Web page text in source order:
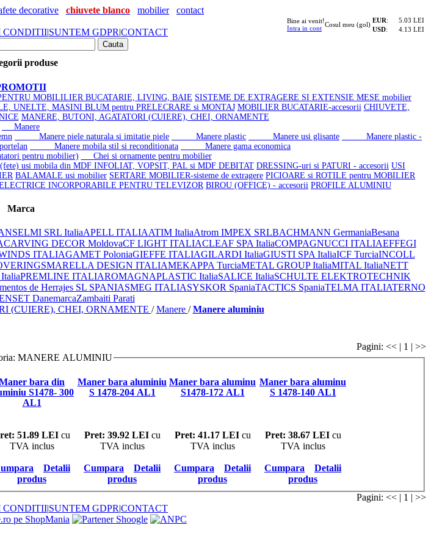
decorative chiuvete blanco mobilier contact
Bine ai venit!
Intra in cont Cosul meu (gol)
EUR:
5.03 LEI
USD: 4.13 LEI
CONDITII|SUNTEM GDPR|CONTACT
produse
MOBILILIER BUCATARIE, LIVING, BAIE SISTEME DE EXTRAGERE SI EXTENSIE MESE mobilier
UNELTE, MASINI BLUM pentru PRELECRARE si MONTAJ MOBILIER BUCATARIE-accesorii CHIUVETE,
MANERE, BUTONI, AGATATORI (CUIERE), CHEI, ORNAMENTE
Manere
Manere piele naturala si imitatie piele Manere plastic Manere usi glisante
Manere plastic -
Manere mobila stil si reconditionata
Manere gama economica
pentru mobilier)
Chei si ornamente pentru mobilier
usi mobila din MDF INFOLIAT, VOPSIT, PAL si MDF DEBITAT DRESSING-uri si PATURI - accesorii USI
BALAMALE usi mobilier SERTARE MOBILIER-sisteme de extragere PICIOARE si ROTILE pentru MOBILIER
INCORPORABILE PENTRU TELEVIZOR BIROU (OFFICE) - accesorii PROFILE ALUMINIU
Marca
SRL ItaliaAPELL ITALIAATIM ItaliaAtrom IMPEX SRLBACHMANN GermaniaBesana
CARVING DECOR MoldovaCF LIGHT ITALIACLEAF SPA ItaliaCOMPAGNUCCI ITALIAEFFEGI
ITALIAGAMET PoloniaGIEFFE ITALIAGILARDI ItaliaGIUSTI SPA ItaliaICF TurciaINCOLL
MARELLA DESIGN ITALIAMEKAPPA TurciaMETAL GROUP ItaliaMITAL ItaliaNETT
PREMLINE ITALIAROMAGNAPLASTIC ItaliaSALICE ItaliaSCHULTE ELEKTROTECHNIK
de Herrajes SL SPANIASMEG ITALIASYSKOR SpaniaTACTICS SpaniaTELMA ITALIATERNO
DanemarcaZambaiti Parati
(CUIERE), CHEI, ORNAMENTE /Manere /Manere aluminiu
Pagini: << | 1 | >>
MANERE ALUMINIU
bara din
S1478- 300
AL1
51.89 LEIcu
TVA inclus
Detalii
produs
Maner bara aluminiu
S 1478-204 AL1
Pret: 39.92 LEIcu
TVA inclus
Cumpara
Detalii
produs
Maner bara aluminu
S1478-172 AL1
Pret: 41.17 LEIcu
TVA inclus
Cumpara
Detalii
produs
Maner bara aluminu
S 1478-140 AL1
Pret: 38.67 LEIcu
TVA inclus
Cumpara
Detalii
produs
Pagini: << | 1 | >>
CONDITII|SUNTEM GDPR|CONTACT